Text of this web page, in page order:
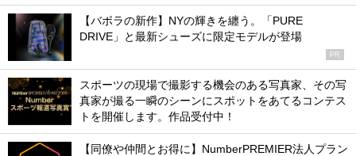
【バボラの新作】NYの輝きを纏う。「PURE
DRIVE」と最新シューズに限定モデルが登場
PR
スポーツの現場で撮影する機会のある写真家、その写
真家が撮る一瞬のシーンにスポットをあてるコンテス
トを開催します。作品受付中！
【同僚や仲間とお得に】NumberPREMIER法人プラン